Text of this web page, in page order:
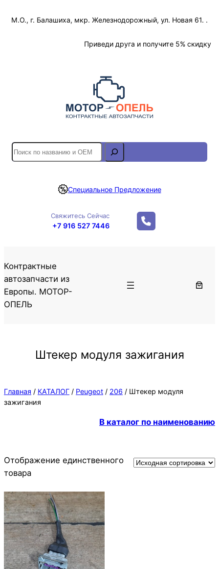
М.О., г. Балашиха, мкр. Железнодорожный, ул. Новая 61. .
Приведи друга и получите 5% скидку
S
e
r
Специальное Предложение
Свяжитесь Сейчас
+7 916 527 7446
Контрактные
автозапчасти из
Европы. МОТОР-
ОПЕЛЬ
Штекер модуля зажигания
Главная / КАТАЛОГ / Peugeot / 206 / Штекер модуля
зажигания
В каталог по наименованию
Отображение единственного
товара